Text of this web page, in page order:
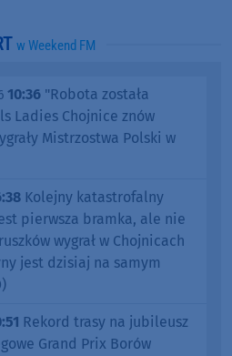
w Weekend FM
10:36 "Robota została
Ladies Chojnice znów
Mistrzostwa Polski w
Kolejny katastrofalny
pierwsza bramka, ale nie
wygrał w Chojnicach
jest dzisiaj na samym
Rekord trasy na jubileusz
Grand Prix Borów